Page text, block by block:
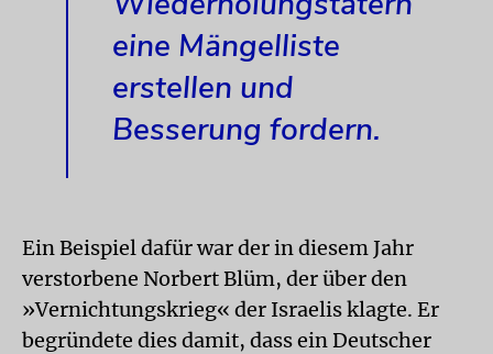
eine Mängelliste
erstellen und
Besserung fordern.
Ein Beispiel dafür war der in diesem Jahr
verstorbene Norbert Blüm, der über den
»Vernichtungskrieg« der Israelis klagte. Er
begründete dies damit, dass ein Deutscher